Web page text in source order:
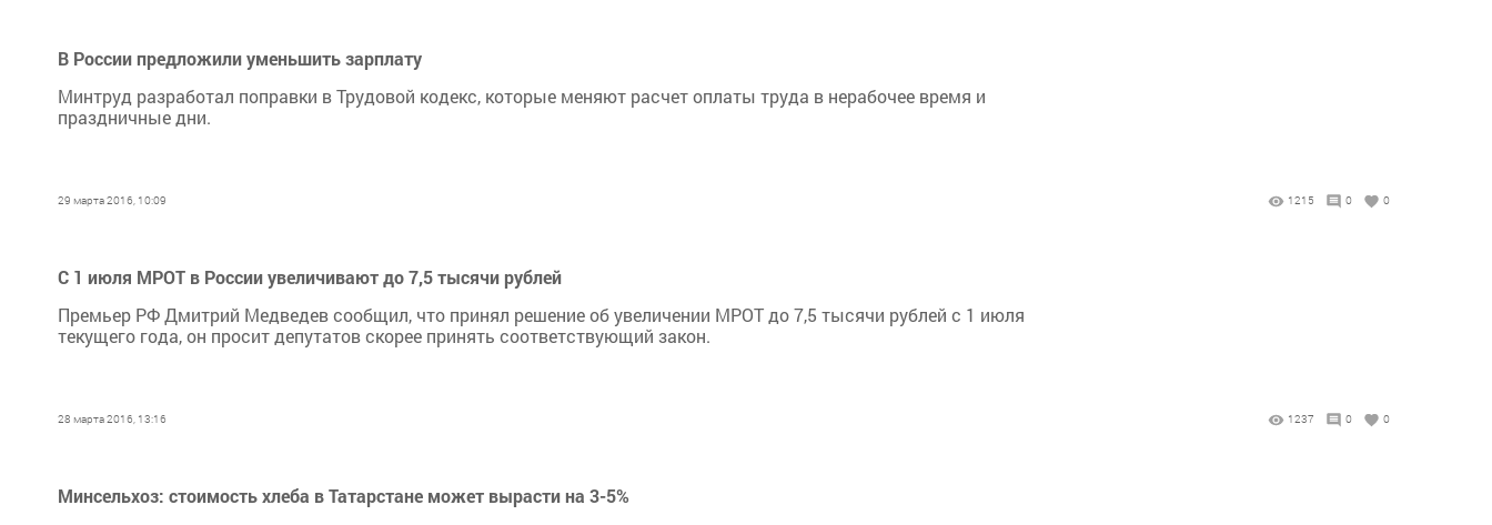
В России предложили уменьшить зарплату
Минтруд разработал поправки в Трудовой кодекс, которые меняют расчет оплаты труда в нерабочее время и
праздничные дни.
29 марта 2016, 10:09 1215 0 0
С 1 июля МРОТ в России увеличивают до 7,5 тысячи рублей
Премьер РФ Дмитрий Медведев сообщил, что принял решение об увеличении МРОТ до 7,5 тысячи рублей с 1 июля
текущего года, он просит депутатов скорее принять соответствующий закон.
28 марта 2016, 13:16 1237 0 0
Минсельхоз: стоимость хлеба в Татарстане может вырасти на 3-5%